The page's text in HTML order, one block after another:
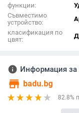
функции:
Съвместимо
устройство:
класификация по
цвят:
info Информация за
store badu.bg
82.8%